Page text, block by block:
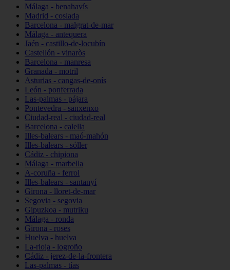
Málaga - benahavís
Madrid - coslada
Barcelona - malgrat-de-mar
Málaga - antequera
Jaén - castillo-de-locubín
Castellón - vinaròs
Barcelona - manresa
Granada - motril
Asturias - cangas-de-onís
León - ponferrada
Las-palmas - pájara
Pontevedra - sanxenxo
Ciudad-real - ciudad-real
Barcelona - calella
Illes-balears - maó-mahón
Illes-balears - sóller
Cádiz - chipiona
Málaga - marbella
A-coruña - ferrol
Illes-balears - santanyí
Girona - lloret-de-mar
Segovia - segovia
Gipuzkoa - mutriku
Málaga - ronda
Girona - roses
Huelva - huelva
La-rioja - logroño
Cádiz - jerez-de-la-frontera
Las-palmas - tías